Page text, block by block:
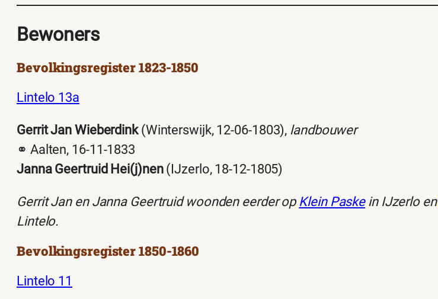
Bewoners
Bevolkingsregister 1823-1850
Lintelo 13a
Gerrit Jan Wieberdink(Winterswijk, 12-06-1803), landbouwer
⚭ Aalten, 16-11-1833
Janna Geertruid Hei(j)nen(IJzerlo, 18-12-1805)
Gerrit Jan en Janna Geertruid woonden eerder op Klein Paskein IJzerlo en
Lintelo.
Bevolkingsregister 1850-1860
Lintelo 11